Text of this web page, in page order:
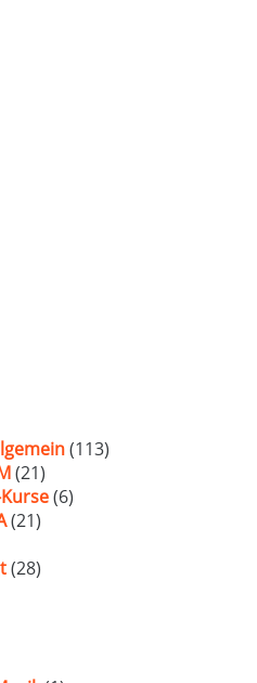
(113)
(21)
(6)
(21)
(28)